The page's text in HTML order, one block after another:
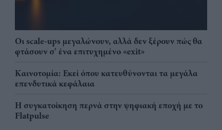
Οι scale-ups μεγαλώνουν, αλλά δεν ξέρουν πώς θα
φτάσουν σ' ένα επιτυχημένο «exit»
Καινοτομία: Εκεί όπου κατευθύνονται τα μεγάλα
επενδυτικά κεφάλαια
Η συγκατοίκηση περνά στην ψηφιακή εποχή με το
Flatpulse